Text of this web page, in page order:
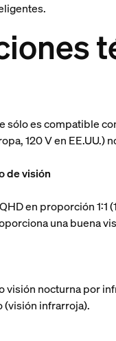
sólo es compatible
120 V en EE.UU.)
de visión
en proporción
una buena
visión nocturna por
(visión infrarroja).